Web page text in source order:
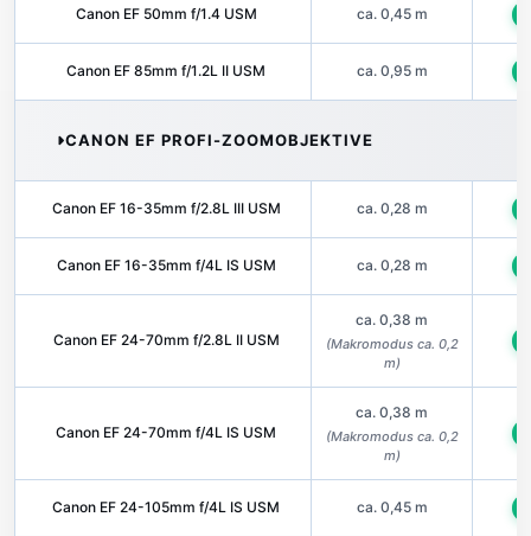
Canon EF 50mm f/1.4 USM ca. 0,45 m
Canon EF 85mm f/1.2L II USM ca. 0,95 m
CANON EF PROFI-ZOOMOBJEKTIVE
Canon EF 16-35mm f/2.8L III USM ca. 0,28 m
Canon EF 16-35mm f/4L IS USM ca. 0,28 m
Canon EF 24-70mm f/2.8L II USM
ca. 0,38 m
(Makromodus ca. 0,2
m)
Canon EF 24-70mm f/4L IS USM
ca. 0,38 m
(Makromodus ca. 0,2
m)
Canon EF 24-105mm f/4L IS USM ca. 0,45 m